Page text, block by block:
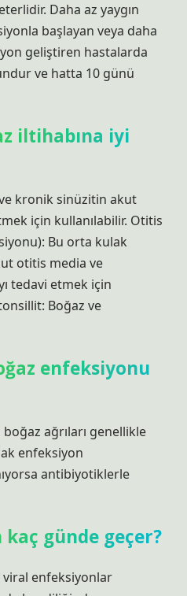
Daha az yaygın
başlayan veya daha
geliştiren hastalarda
ve hatta 10 günü
iltihabına iyi
kronik sinüzitin akut
için kullanılabilir. Otitis
Bu orta kulak
otitis media ve
tedavi etmek için
Boğaz ve
enfeksiyonu
ağrıları genellikle
enfeksiyon
antibiyotiklerle
günde geçer?
viral enfeksiyonlar